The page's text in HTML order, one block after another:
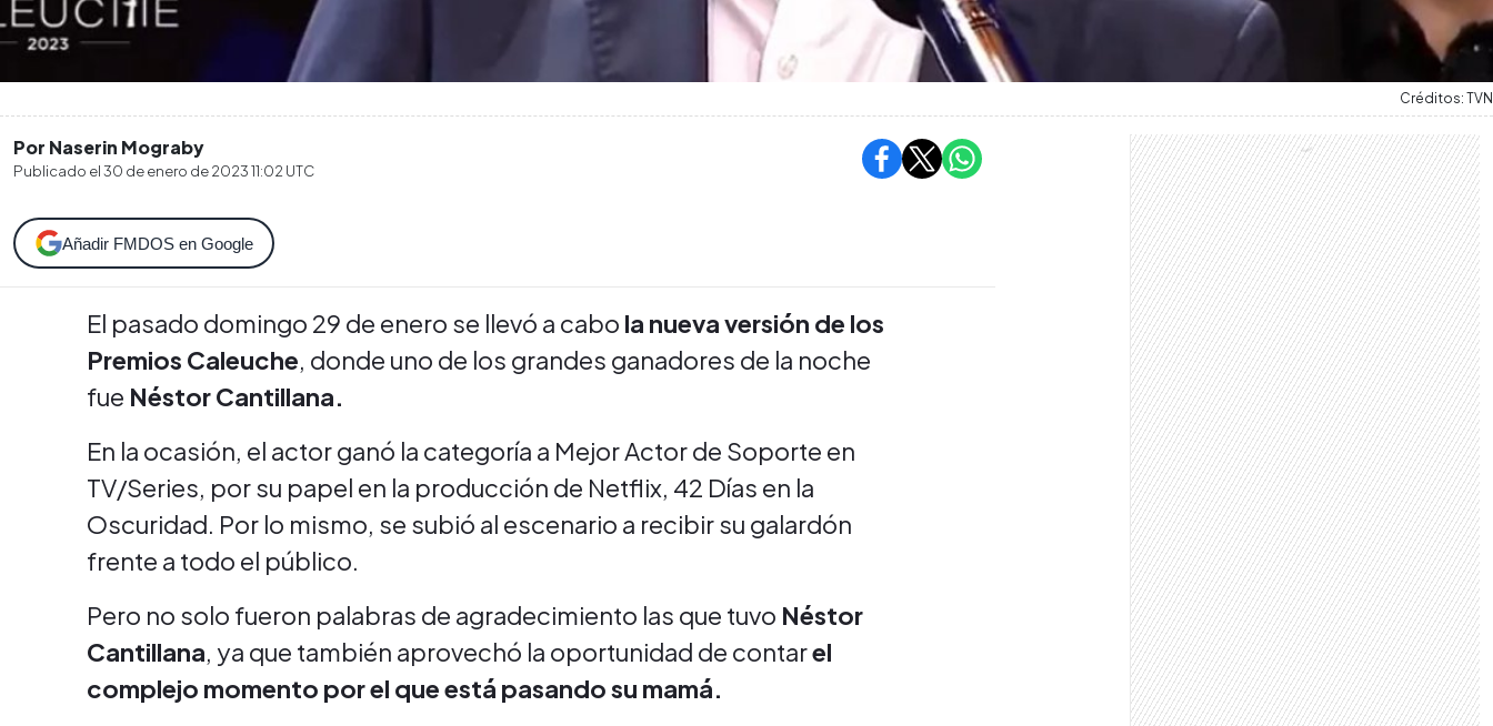
Créditos: TVN
Por Naserin Mograby
Publicado el30 de enero de 2023 11:02 UTC
Añadir FMDOS en Google
El pasado domingo 29 de enero se llevó a cabo la nueva versión de los
Premios Caleuche, donde uno de los grandes ganadores de la noche
fue Néstor Cantillana.
En la ocasión, el actor ganó la categoría a Mejor Actor de Soporte en
TV/Series, por su papel en la producción de Netflix, 42 Días en la
Oscuridad. Por lo mismo, se subió al escenario a recibir su galardón
frente a todo el público.
Pero no solo fueron palabras de agradecimiento las que tuvo Néstor
Cantillana, ya que también aprovechó la oportunidad de contarel
complejo momento por el que está pasando su mamá.